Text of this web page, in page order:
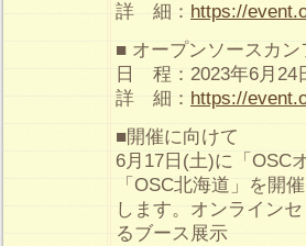
詳 細： https://
■ オープンソースカ
日 程：2023年6月24
詳 細： https://
■開催に向けて
6月17日(土)に「OSC
「OSC北海道」を開催
します。オンライン
るブース展示